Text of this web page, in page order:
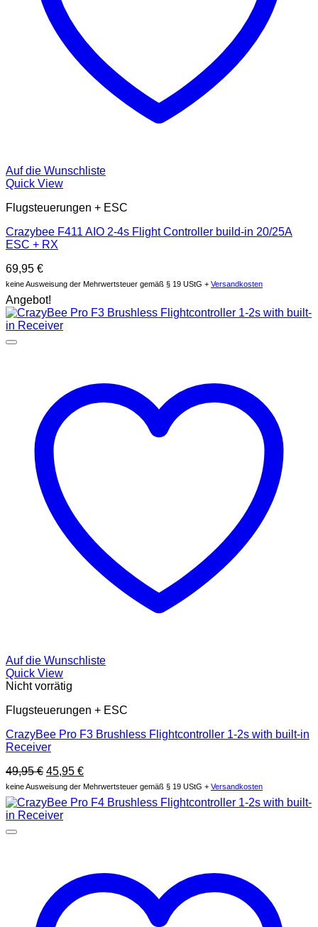
Auf die Wunschliste
Quick View
Flugsteuerungen + ESC
Crazybee F411 AIO 2-4s Flight Controller build-in 20/25A
ESC + RX
69,95 €
keine Ausweisung der Mehrwertsteuer gemäß § 19 UStG + Versandkosten
Angebot!
Auf die Wunschliste
Quick View
Nicht vorrätig
Flugsteuerungen + ESC
CrazyBee Pro F3 Brushless Flightcontroller 1-2s with built-in
Receiver
49,95€ Original
price
was:
49,95 €.
45,95 €Current
price
is:
45,95 €.
keine Ausweisung der Mehrwertsteuer gemäß § 19 UStG + Versandkosten